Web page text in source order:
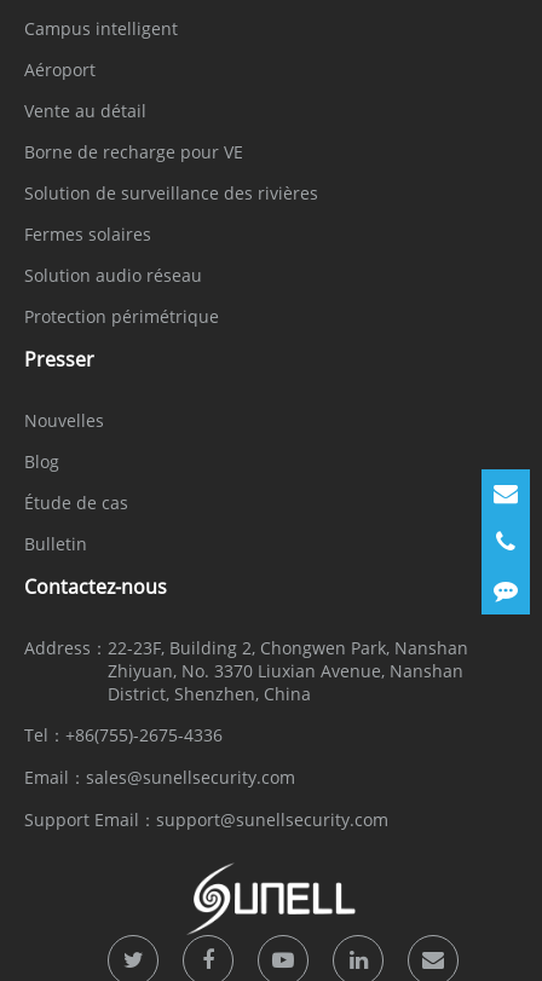
Campus intelligent
Aéroport
Vente au détail
Borne de recharge pour VE
Solution de surveillance des rivières
Fermes solaires
Solution audio réseau
Protection périmétrique
Presser
Nouvelles
Blog
Étude de cas
Bulletin
Contactez-nous
Address： 22-23F, Building 2, Chongwen Park, Nanshan
Zhiyuan, No. 3370 Liuxian Avenue, Nanshan
District, Shenzhen, China
Tel： +86(755)-2675-4336
Email： sales@sunellsecurity.com
Support Email： support@sunellsecurity.com